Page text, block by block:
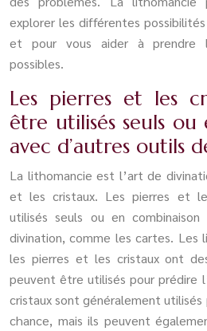
explorer les différentes
et pour vous aider à prendre
possibles.
Les pierres et les
être utilisés seuls ou
avec d’autres outils
La lithomancie est l’art de
et les cristaux. Les pierres et
utilisés seuls ou en
divination, comme les cartes. Les
les pierres et les cristaux ont
peuvent être utilisés pour prédire
cristaux sont généralement
chance, mais ils peuvent